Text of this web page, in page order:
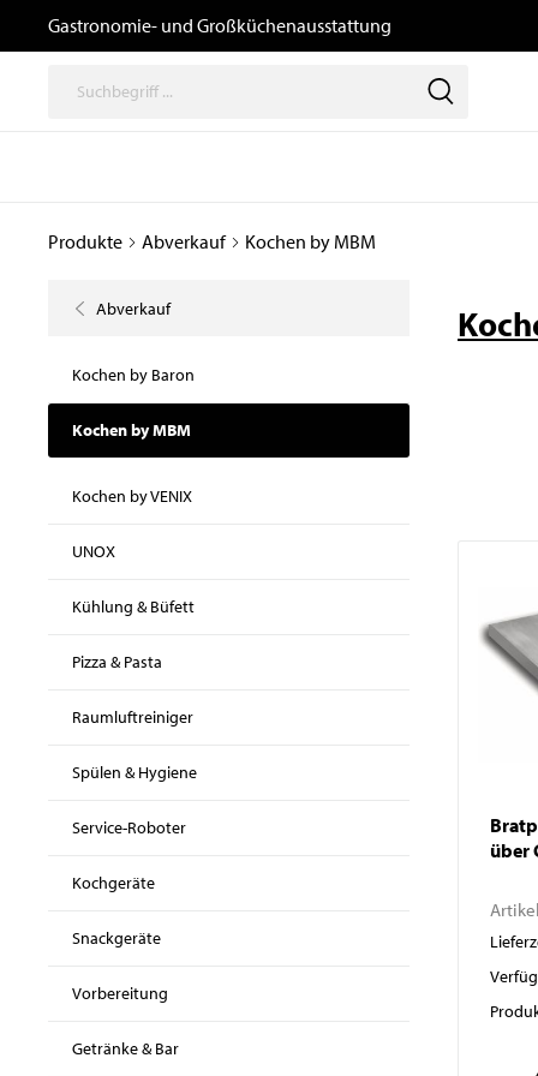
Gastronomie- und Großküchenausstattung
Thermische
Induktionsgeräte
Kombidämpfer,
Heißluftöfen, Gärschränke
und Zubehör
Snackgeräte
Salamander
Mikrowellen
Transport- und
Ausgabewagen
Kochen by MBM
UNOX
Pizza & Pasta
Produkte Abverkauf Kochen by MBM
Abverkauf
Kochen by Baron
Kochen by MBM
Kochen by VENIX
UNOX
Kühlung & Büfett
Pizza & Pasta
Raumluftreiniger
Spülen & Hygiene
Service-Roboter
Kochgeräte
Snackgeräte
Vorbereitung
Getränke & Bar
über